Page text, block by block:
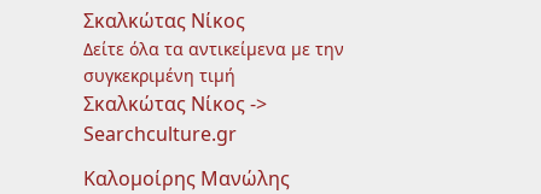
Σκαλκώτας Νίκος
Δείτε όλα τα αντικείμενα με την
συγκεκριμένη τιμή
Σκαλκώτας Νίκος ->
Searchculture.gr
Καλομοίρης Μανώλης